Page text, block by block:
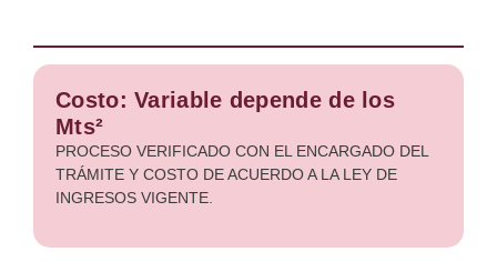
Costo: Variable depende de los
Mts²
PROCESO VERIFICADO CON EL ENCARGADO DEL
TRÁMITE Y COSTO DE ACUERDO A LA LEY DE
INGRESOS VIGENTE.